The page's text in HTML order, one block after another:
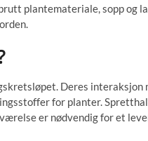
plantemateriale, sopp og
Deres interaksjon
for planter.
er nødvendig for et